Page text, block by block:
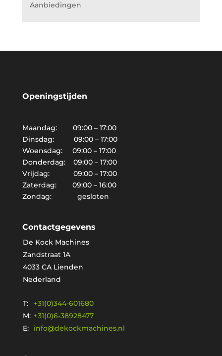
Aanbiedingen
Openingstijden
Maandag: 09:00 – 17:00
Dinsdag: 09:00 – 17:00
Woensdag: 09:00 – 17:00
Donderdag: 09:00 – 17:00
Vrijdag: 09:00 – 17:00
Zaterdag: 09:00 – 16:00
Zondag: gesloten
Contactgegevens
De Kock Machines
Zandstraat 1A
4033 CA Lienden
Nederland
T:
+31(0)344-601680
M: +31(0)6-38928477
E:
info@dekockmachines.nl